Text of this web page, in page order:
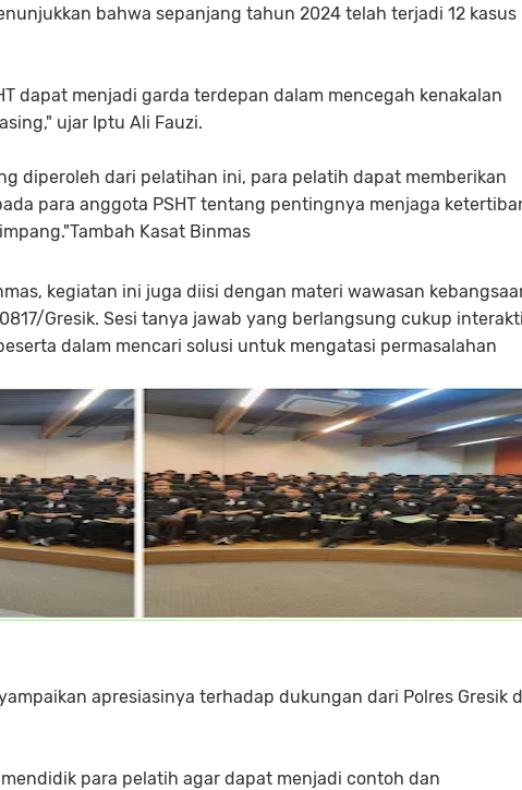
bahwa sepanjang tahun 2024 telah terjadi 12 kasus
dapat menjadi garda terdepan dalam mencegah kenakalan
ujar Iptu Ali Fauzi.
diperoleh dari pelatihan ini, para pelatih dapat memberikan
para anggota PSHT tentang pentingnya menjaga
Kasat Binmas
kegiatan ini juga diisi dengan materi wawasan
Gresik. Sesi tanya jawab yang berlangsung cukup
dalam mencari solusi untuk mengatasi permasalahan
apresiasinya terhadap dukungan dari Polres Gresik
para pelatih agar dapat menjadi contoh dan